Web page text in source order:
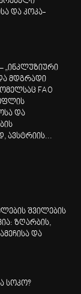
და კოკა-
„ინკლუზიური
მდგრადი
FAO
და
ავსტრიის...
შვილების
ზღარბის,
და
სოკო?